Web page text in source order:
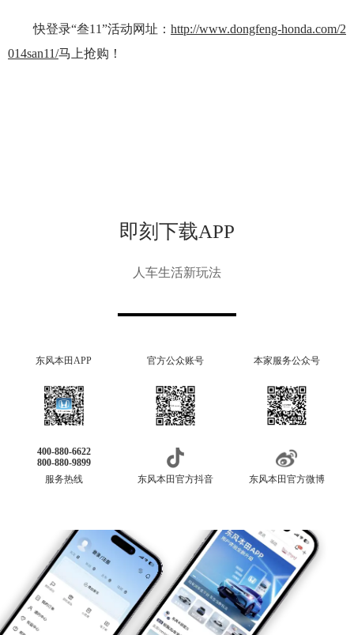
快登录“叁11”活动网址： http://www.dongfeng-honda.com/2
014san11/马上抢购！
即刻下载APP
人车生活新玩法
东风本田APP 官方公众账号 本家服务公众号
400-880-6622
800-880-9899
服务热线
东风本田官方抖音 东风本田官方微博